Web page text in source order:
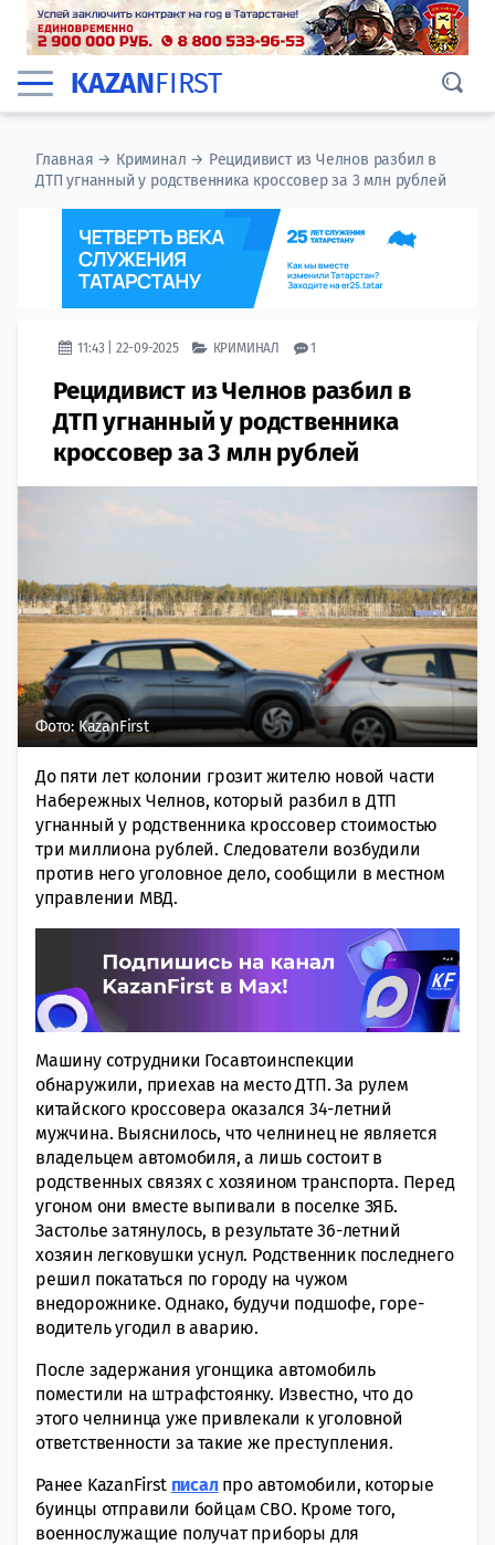
KAZANFIRST
Главная → Криминал → Рецидивист из Челнов разбил в
ДТП угнанный у родственника кроссовер за 3 млн рублей
11:43 | 22-09-2025 КРИМИНАЛ 1
Рецидивист из Челнов разбил в
ДТП угнанный у родственника
кроссовер за 3 млн рублей
Фото: KazanFirst
До пяти лет колонии грозит жителю новой части
Набережных Челнов, который разбил в ДТП
угнанный у родственника кроссовер стоимостью
три миллиона рублей. Следователи возбудили
против него уголовное дело, сообщили в местном
управлении МВД.
Машину сотрудники Госавтоинспекции
обнаружили, приехав на место ДТП. За рулем
китайского кроссовера оказался 34-летний
мужчина. Выяснилось, что челнинец не является
владельцем автомобиля, а лишь состоит в
родственных связях с хозяином транспорта. Перед
угоном они вместе выпивали в поселке ЗЯБ.
Застолье затянулось, в результате 36-летний
хозяин легковушки уснул. Родственник последнего
решил покататься по городу на чужом
внедорожнике. Однако, будучи подшофе, горе-
водитель угодил в аварию.
После задержания угонщика автомобиль
поместили на штрафстоянку. Известно, что до
этого челнинца уже привлекали к уголовной
ответственности за такие же преступления.
Ранее KazanFirst писалпро автомобили, которые
буинцы отправили бойцам СВО. Кроме того,
военнослужащие получат приборы для